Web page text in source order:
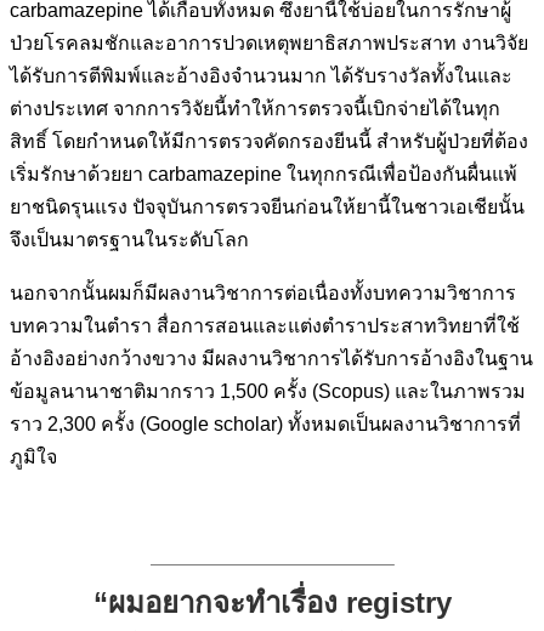
carbamazepine ได้เกือบทั้งหมด ซึ่งยานี้ใช้บ่อยในการรักษาผู้
ป่วยโรคลมชักและอาการปวดเหตุพยาธิสภาพประสาท งานวิจัย
ได้รับการตีพิมพ์และอ้างอิงจำนวนมาก ได้รับรางวัลทั้งในและ
ต่างประเทศ จากการวิจัยนี้ทำให้การตรวจนี้เบิกจ่ายได้ในทุก
สิทธิ์ โดยกำหนดให้มีการตรวจคัดกรองยีนนี้ สำหรับผู้ป่วยที่ต้อง
เริ่มรักษาด้วยยา carbamazepine ในทุกกรณีเพื่อป้องกันผื่นแพ้
ยาชนิดรุนแรง ปัจจุบันการตรวจยีนก่อนให้ยานี้ในชาวเอเชียนั้น
จึงเป็นมาตรฐานในระดับโลก
นอกจากนั้นผมก็มีผลงานวิชาการต่อเนื่องทั้งบทความวิชาการ
บทความในตำรา สื่อการสอนและแต่งตำราประสาทวิทยาที่ใช้
อ้างอิงอย่างกว้างขวาง มีผลงานวิชาการได้รับการอ้างอิงในฐาน
ข้อมูลนานาชาติมากราว 1,500 ครั้ง (Scopus) และในภาพรวม
ราว 2,300 ครั้ง (Google scholar) ทั้งหมดเป็นผลงานวิชาการที่
ภูมิใจ
————————————–
“ผมอยากจะทำเรื่อง registry